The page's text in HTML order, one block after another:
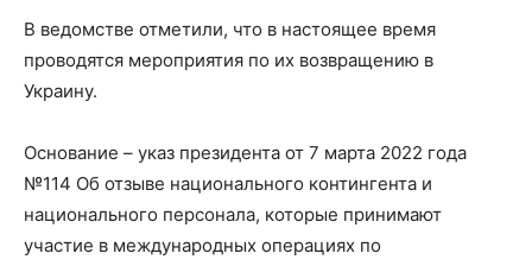
В ведомстве отметили, что в настоящее время
проводятся мероприятия по их возвращению в
Украину.
Основание – указ президента от 7 марта 2022 года
№114 Об отзыве национального контингента и
национального персонала, которые принимают
участие в международных операциях по